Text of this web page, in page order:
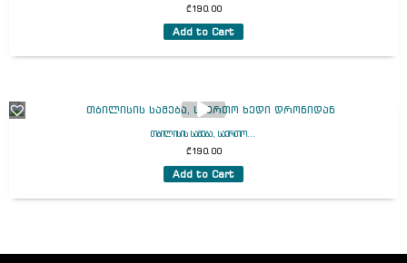
₾190.00
Add to Cart
თბილისის სამება, საერთო...
₾190.00
Add to Cart